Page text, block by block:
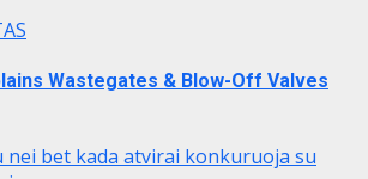
Wastegates & Blow-Off Valves
nei bet kada atvirai konkuruoja su